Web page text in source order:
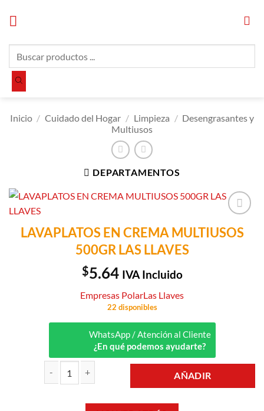
productos
Inicio / Cuidado del Hogar / Limpieza / Desengrasantes y
Multiusos
DEPARTAMENTOS
Añadir a
Lista de
LAVAPLATOS EN CREMA MULTIUSOS
500GR LAS LLAVES
$5.64 IVA Incluido
Empresas PolarLas Llaves
22 disponibles
WhatsApp / Atención al Cliente
¿En qué podemos ayudarte?
LAVAPLATOS EN CREMA MULTIUSOS 500GR LAS LLAVES cantidad
AÑADIR